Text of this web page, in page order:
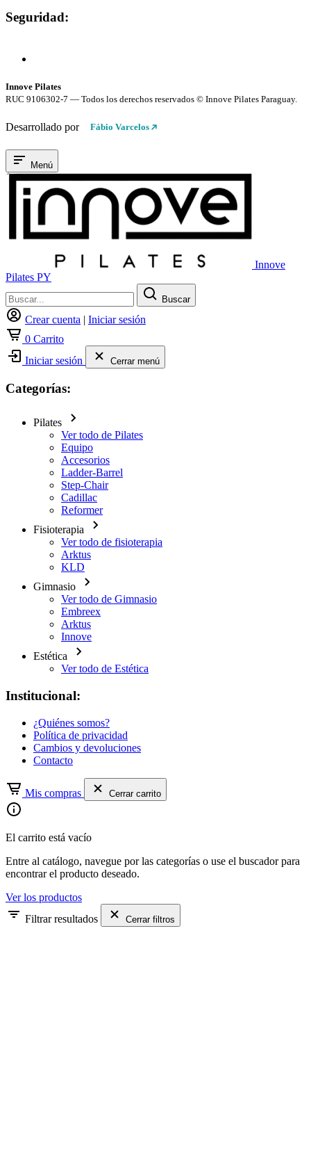
Seguridad:
Innove Pilates
RUC 9106302-7 — Todos los derechos reservados © Innove Pilates Paraguay.
Desarrollado por Fábio Varcelos
Menú
Innove
Pilates PY
Buscar
Crear cuenta | Iniciar sesión
0 Carrito
Iniciar sesión
Cerrar menú
Categorías:
Pilates
Ver todo de Pilates
Equipo
Accesorios
Ladder-Barrel
Step-Chair
Cadillac
Reformer
Fisioterapia
Ver todo de fisioterapia
Arktus
KLD
Gimnasio
Ver todo de Gimnasio
Embreex
Arktus
Innove
Estética
Ver todo de Estética
Institucional:
¿Quiénes somos?
Política de privacidad
Cambios y devoluciones
Contacto
Mis compras Cerrar carrito
El carrito está vacío
Entre al catálogo, navegue por las categorías o use el buscador para
encontrar el producto deseado.
Ver los productos
Filtrar resultados
Cerrar filtros